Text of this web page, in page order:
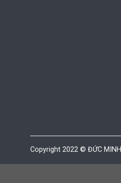
Copyright 2022 © ĐỨC MINH